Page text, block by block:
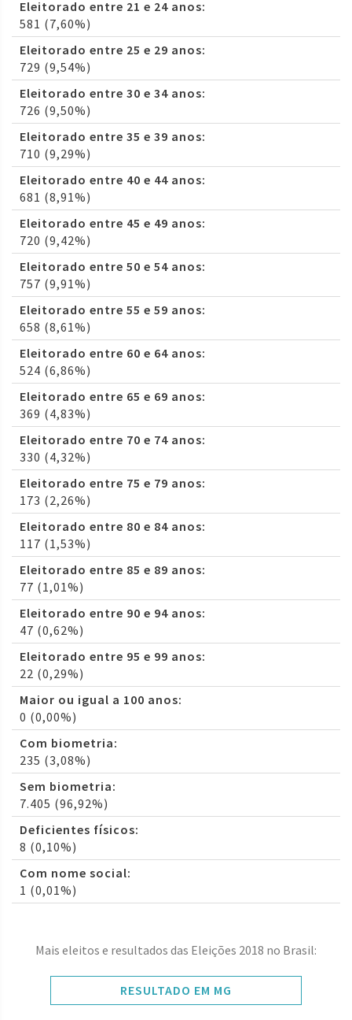
Eleitorado entre 21 e 24 anos:
581 (7,60%)
Eleitorado entre 25 e 29 anos:
729 (9,54%)
Eleitorado entre 30 e 34 anos:
726 (9,50%)
Eleitorado entre 35 e 39 anos:
710 (9,29%)
Eleitorado entre 40 e 44 anos:
681 (8,91%)
Eleitorado entre 45 e 49 anos:
720 (9,42%)
Eleitorado entre 50 e 54 anos:
757 (9,91%)
Eleitorado entre 55 e 59 anos:
658 (8,61%)
Eleitorado entre 60 e 64 anos:
524 (6,86%)
Eleitorado entre 65 e 69 anos:
369 (4,83%)
Eleitorado entre 70 e 74 anos:
330 (4,32%)
Eleitorado entre 75 e 79 anos:
173 (2,26%)
Eleitorado entre 80 e 84 anos:
117 (1,53%)
Eleitorado entre 85 e 89 anos:
77 (1,01%)
Eleitorado entre 90 e 94 anos:
47 (0,62%)
Eleitorado entre 95 e 99 anos:
22 (0,29%)
Maior ou igual a 100 anos:
0 (0,00%)
Com biometria:
235 (3,08%)
Sem biometria:
7.405 (96,92%)
Deficientes físicos:
8 (0,10%)
Com nome social:
1 (0,01%)
Mais eleitos e resultados das Eleições 2018 no Brasil:
RESULTADO EM MG